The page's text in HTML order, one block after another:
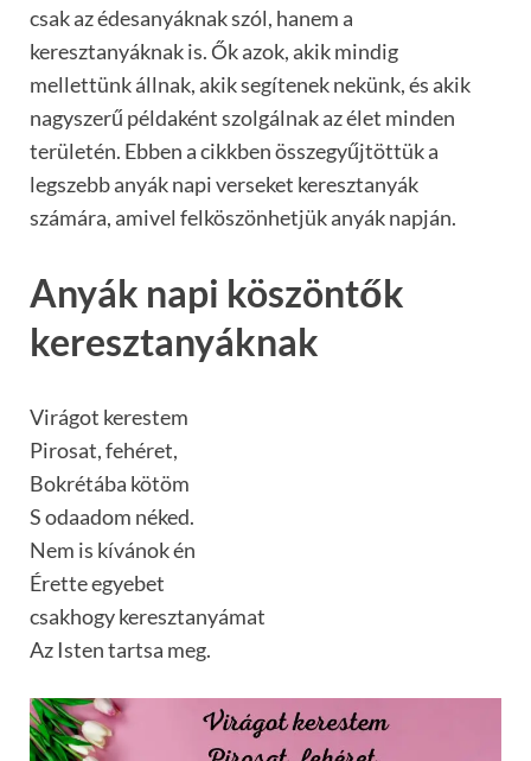
csak az édesanyáknak szól, hanem a
keresztanyáknak is. Ők azok, akik mindig
mellettünk állnak, akik segítenek nekünk, és akik
nagyszerű példaként szolgálnak az élet minden
területén. Ebben a cikkben összegyűjtöttük a
legszebb anyák napi verseket keresztanyák
számára, amivel felköszönhetjük anyák napján.
Anyák napi köszöntők
keresztanyáknak
Virágot kerestem
Pirosat, fehéret,
Bokrétába kötöm
S odaadom néked.
Nem is kívánok én
Érette egyebet
csakhogy keresztanyámat
Az Isten tartsa meg.